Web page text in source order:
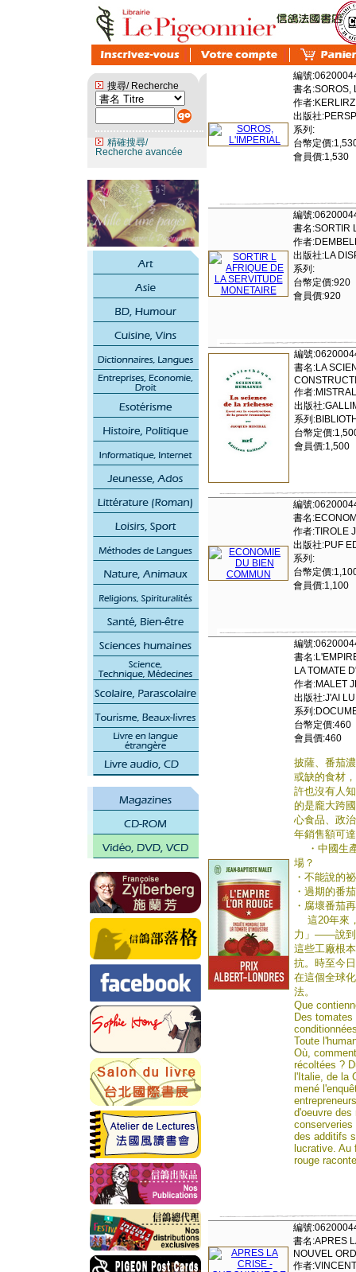
搜尋/ Recherche
精確搜尋/
Recherche avancée
編號
書名:SOROS,
作者
出版社
系列:
台幣定價
會員價:1,530
編號
書名:SORTIR
作者
出版社:LA
系列:
台幣定價:920
會員價:920
編號
書名:LA
作者
出版社
系列
台幣定價
會員價:1,500
編號
書名
作者:TIROLE
出版社:PUF
系列:
台幣定價
會員價:1,100
編號
書名
LA TOMATE
作者:MALET
出版社:J'AI LU
系列
台幣定價:460
會員價:460
披薩、番茄
或缺的食材
許也沒有人
的是龐大跨
心食品、政
年銷售額可
・中國生產
場？
・不能說的
・過期的番
・腐壞番茄
這20年來
力」——說到
這些工廠根
抗。時至今
在這個全球
法。
Que
Des
Toute
Où,
récoltées ?
l'Italie, de la
mené
d'oeuvre
des additifs
lucrative. Au
rouge
編號
書名:APRES
NOUVEL
作者